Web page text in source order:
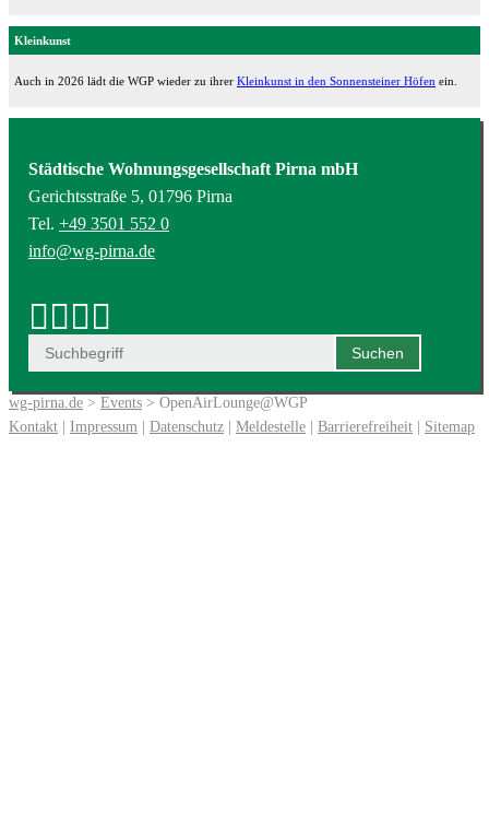
Kleinkunst
Auch in 2026 lädt die WGP wieder zu ihrer Kleinkunst in den Sonnensteiner Höfen ein.
Städtische Wohnungsgesellschaft Pirna mbH
Gerichtsstraße 5, 01796 Pirna
Tel. +49 3501 552 0
info@wg-pirna.de
wg-pirna.de > Events > OpenAirLounge@WGP
Kontakt | Impressum | Datenschutz | Meldestelle | Barrierefreiheit | Sitemap